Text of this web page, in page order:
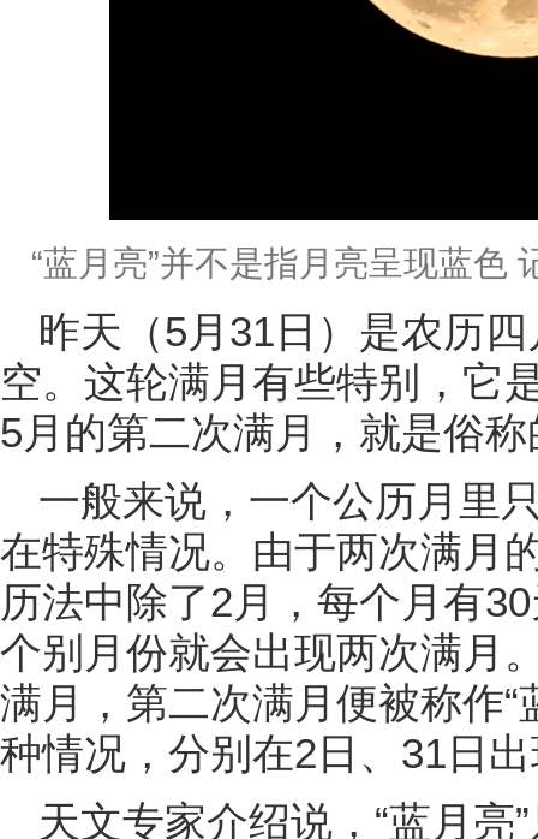
“蓝月亮”并不是指月亮呈现蓝色
昨天（5月31日）是农历
空。这轮满月有些特别，它
5月的第二次满月，就是俗称
一般来说，一个公历月里
在特殊情况。由于两次满月
历法中除了2月，每个月有
个别月份就会出现两次满月
满月，第二次满月便被称作
种情况，分别在2日、31日
天文专家介绍说，“蓝月亮